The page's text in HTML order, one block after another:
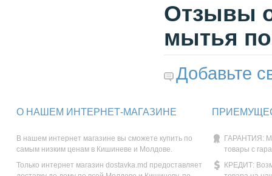
Отзывы
мытья
Добавьте
О НАШЕМ ИНТЕРНЕТ-МАГАЗИНЕ
В нашем интернет магазине вы сможете купить по
самым низким ценам в Кишиневе и Молдове.
Только интернет магазин dostavka.md предоставляет
ГАРАНТИЯ:
товары с
КРЕДИТ: